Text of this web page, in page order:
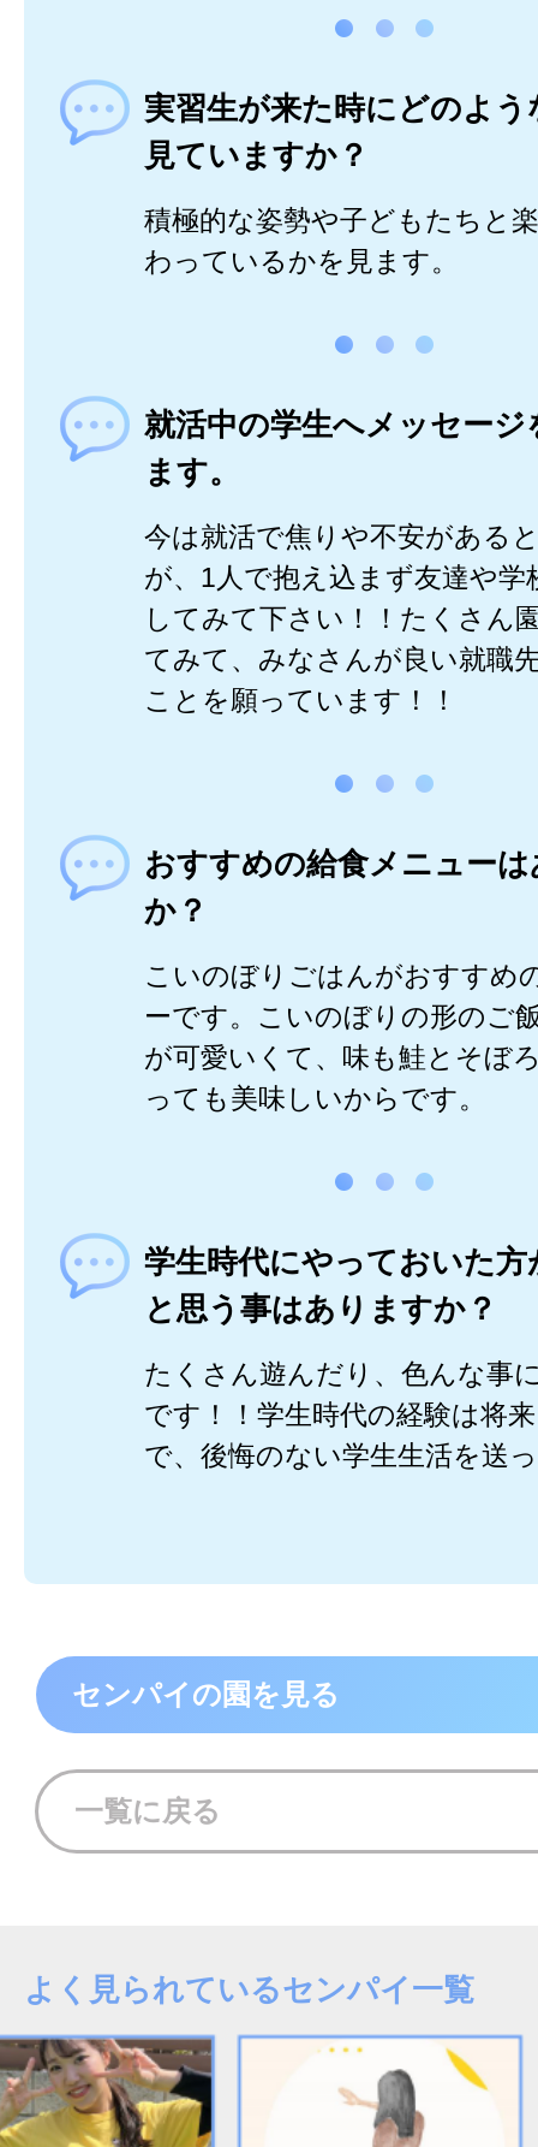
実習生が来た時にどのよ
見ていますか？
積極的な姿勢や子どもたちと
わっているかを見ます。
就活中の学生へメッセージ
ます。
今は就活で焦りや不安がある
が、1人で抱え込まず友達や学
してみて下さい！！たくさん
てみて、みなさんが良い就職
ことを願っています！！
おすすめの給食メニュー
か？
こいのぼりごはんがおすすめ
ーです。こいのぼりの形のご
が可愛いくて、味も鮭とそぼ
っても美味しいからです。
学生時代にやっておいた
と思う事はありますか？
たくさん遊んだり、色んな事
です！！学生時代の経験は将
で、後悔のない学生生活を送
センパイの園を見る
一覧に戻る
よく見られているセンパイ一覧